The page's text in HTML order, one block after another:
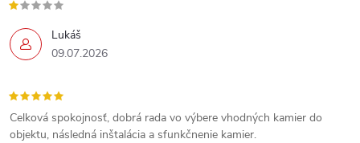
Lukáš
09.07.2026
Celková spokojnosť, dobrá rada vo výbere vhodných kamier do
objektu, následná inštalácia a sfunkčnenie kamier.